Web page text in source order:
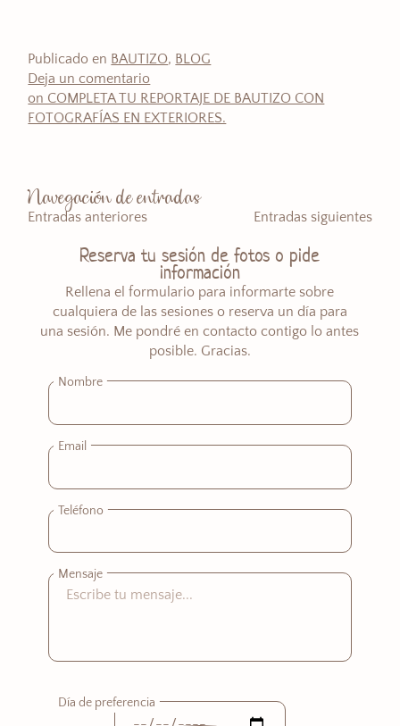
Publicado en BAUTIZO, BLOG
Deja un comentario
on COMPLETA TU REPORTAJE DE BAUTIZO CON
FOTOGRAFÍAS EN EXTERIORES.
Navegación de entradas
Entradas anteriores Entradas siguientes
Reserva tu sesión de fotos o pide
información
Rellena el formulario para informarte sobre
cualquiera de las sesiones o reserva un día para
una sesión. Me pondré en contacto contigo lo antes
posible. Gracias.
Nombre
Email
Teléfono
Mensaje
Día de preferencia